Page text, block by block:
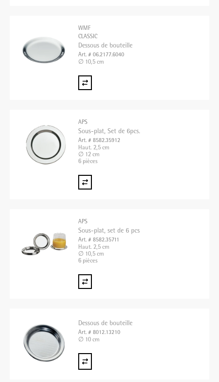
WMF
CLASSIC
Dessous de bouteille
Art. # 06.2177.6040
∅ 10,5 cm
APS
Sous-plat, Set de 6pcs.
Art. # 8582.35912
Haut. 2,5 cm
∅ 12 cm
6 pièces
APS
Sous-plat, set de 6 pcs
Art. # 8582.35711
Haut. 2,5 cm
∅ 10,5 cm
6 pièces
Dessous de bouteille
Art. # 8012.13210
∅ 10 cm